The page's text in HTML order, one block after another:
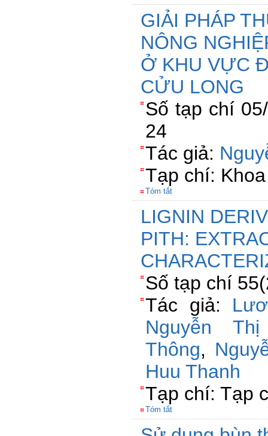
GIẢI PHÁP
NÔNG
Ở KHU VỰC
CỬU LONG
Số tạp chí
24
Tác giả:
Tạp chí:
Tóm tắt
LIGNIN
PITH:
Số tạp chí
Tác giả:
Nguyễn
Thông,
Huu Thanh
Tạp chí: Tạp
Tóm tắt